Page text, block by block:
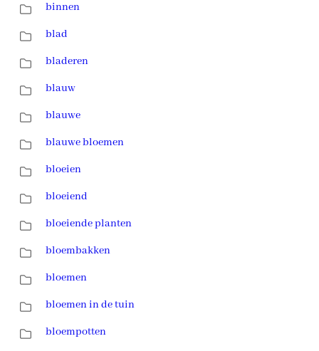
binnen
blad
bladeren
blauw
blauwe
blauwe bloemen
bloeien
bloeiend
bloeiende planten
bloembakken
bloemen
bloemen in de tuin
bloempotten